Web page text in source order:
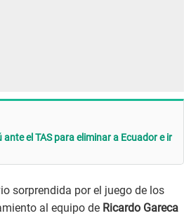
el TAS para eliminar a Ecuador e ir
sorprendida por el juego de los
al equipo de Ricardo Gareca